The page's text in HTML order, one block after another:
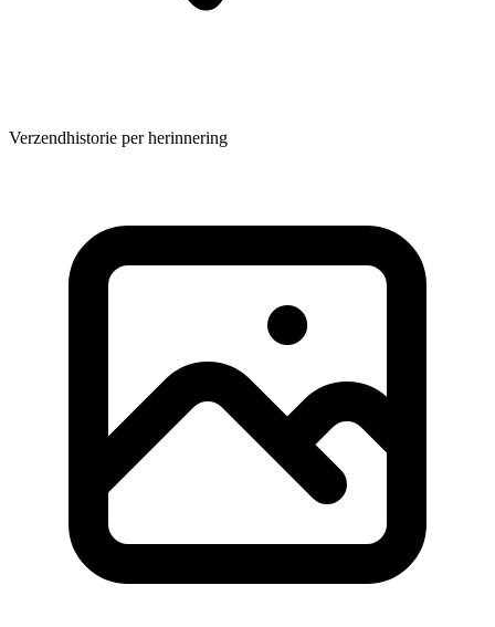
Verzendhistorie per herinnering